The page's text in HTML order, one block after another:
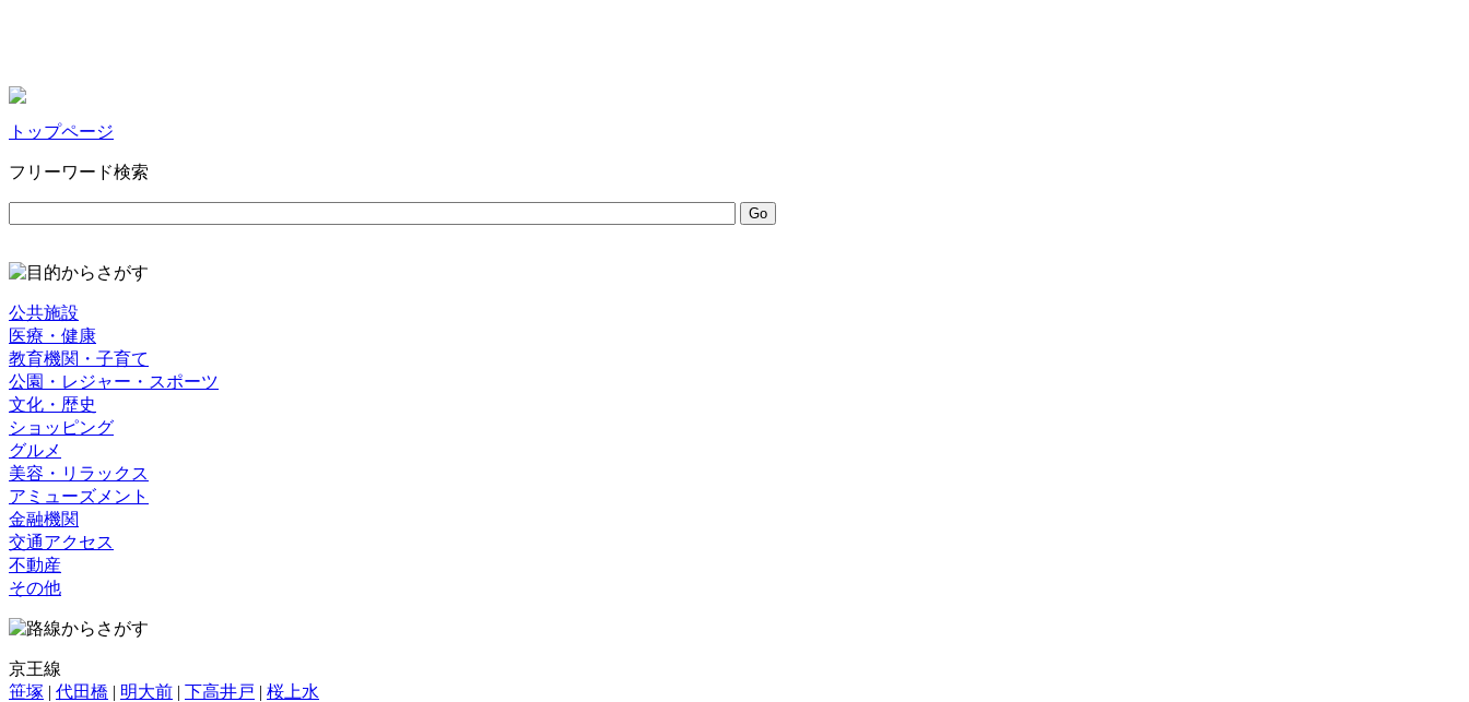
トップページ
フリーワード検索
公共施設
医療・健康
教育機関・子育て
公園・レジャー・スポーツ
文化・歴史
ショッピング
グルメ
美容・リラックス
アミューズメント
金融機関
交通アクセス
不動産
その他
京王線
笹塚 | 代田橋 | 明大前 | 下高井戸 | 桜上水